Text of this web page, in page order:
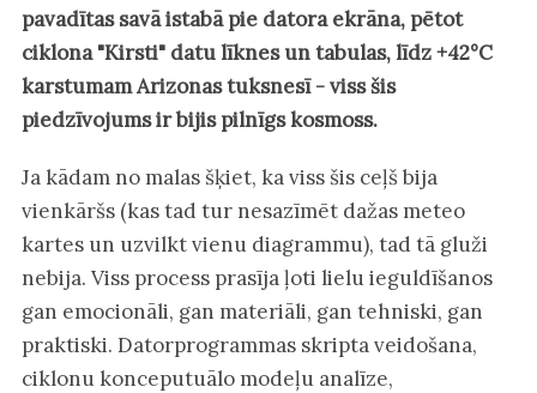
pavadītas savā istabā pie datora ekrāna, pētot
ciklona "Kirsti" datu līknes un tabulas, līdz +42°C
karstumam Arizonas tuksnesī - viss šis
piedzīvojums ir bijis pilnīgs kosmoss.
Ja kādam no malas šķiet, ka viss šis ceļš bija
vienkāršs (kas tad tur nesazīmēt dažas meteo
kartes un uzvilkt vienu diagrammu), tad tā gluži
nebija. Viss process prasīja ļoti lielu ieguldīšanos
gan emocionāli, gan materiāli, gan tehniski, gan
praktiski. Datorprogrammas skripta veidošana,
ciklonu konceputuālo modeļu analīze,